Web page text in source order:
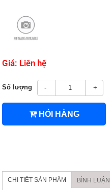
Giá: Liên hệ
Số lượng - +
HỎI HÀNG
CHI TIẾT SẢN PHẨM BÌNH LUẬN